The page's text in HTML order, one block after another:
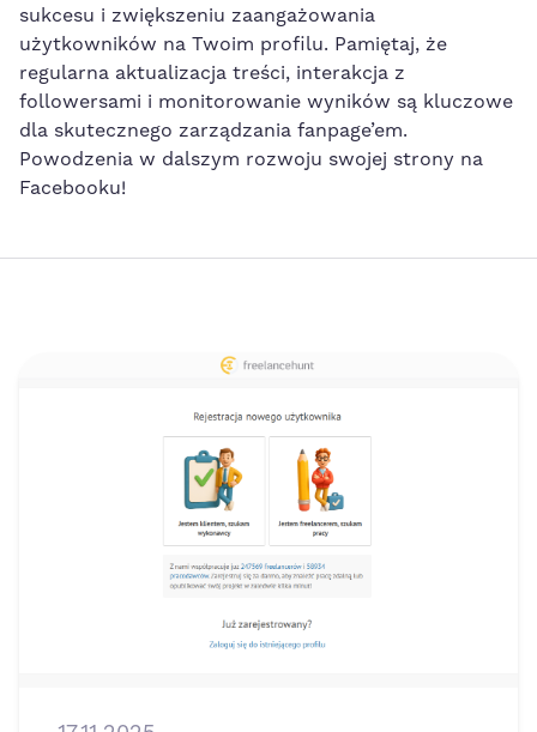
⁢sukcesu ⁢i zwiększeniu zaangażowania
użytkowników na‌ Twoim profilu. Pamiętaj, że
regularna aktualizacja treści, interakcja z
followersami i monitorowanie​ wyników są ‌kluczowe
dla skutecznego zarządzania fanpage’em.
Powodzenia w dalszym rozwoju ‍swojej strony na‍
Facebooku!